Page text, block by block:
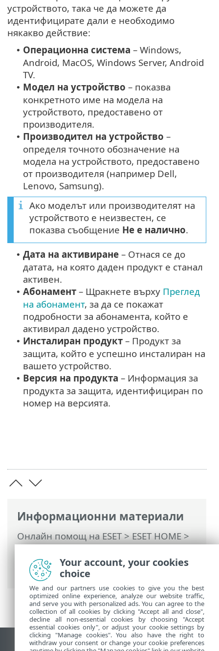
Информационни материали
Онлайн помощ на ESET>ESET HOME>
Работа с ESET HOME>Членове>
Функции на ESET, присвоени на член>
Антивирусна защита
устройството, така че да можете да
идентифицирате дали е необходимо
някакво действие:
• Операционна система – Windows,
Android, MacOS, Windows Server, Android
TV.
• Модел на устройство – показва
конкретното име на модела на
устройството, предоставено от
производителя.
• Производител на устройство –
определя точното обозначение на
модела на устройството, предоставено
от производителя (например Dell,
Lenovo, Samsung).
Ако моделът или производителят на
устройството е неизвестен, се
показва съобщение Не е налично.
• Дата на активиране – Отнася се до
датата, на която даден продукт е станал
активен.
• Абонамент – Щракнете върху Преглед
на абонамент, за да се покажат
подробности за абонамента, който е
активирал дадено устройство.
• Инсталиран продукт – Продукт за
защита, който е успешно инсталиран на
вашето устройство.
• Версия на продукта – Информация за
продукта за защита, идентифициран по
номер на версията.
Преглед на настолна версия на сайт
Your account, your cookies
choice
We and our partners use cookies to give you the best
optimized online experience, analyze our website traffic,
and serve you with personalized ads. You can agree to the
collection of all cookies by clicking "Accept all and close",
decline all non-essential cookies by choosing "Accept
essential cookies only", or adjust your cookie settings by
clicking "Manage cookies". You also have the right to
withdraw your consent or change your cookie preferences